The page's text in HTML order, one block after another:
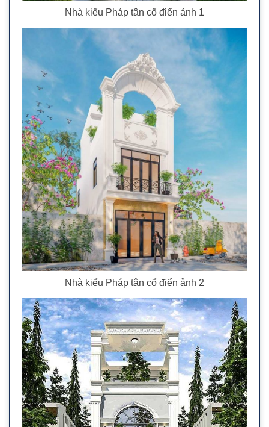
Nhà kiểu Pháp tân cổ điển ảnh 1
Nhà kiểu Pháp tân cổ điển ảnh 2